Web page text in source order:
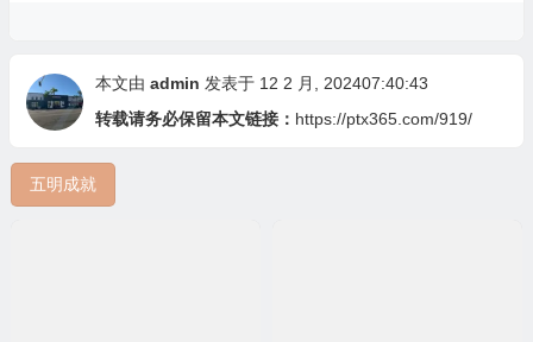
本文由 admin 发表于 12 2 月, 202407:40:43
转载请务必保留本文链接： https://ptx365.com/919/
五明成就